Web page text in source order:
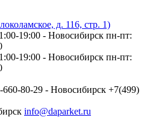
д. 116, стр. 1)
пн-пт:
пн-пт:
+7(499)
info@daparket.ru